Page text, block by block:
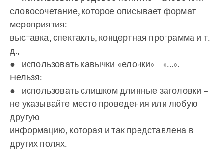
словосочетание, которое описывает формат
мероприятия:
выставка, спектакль, концертная программа и т.
д.;
● использовать кавычки-«елочки» – «...».
Нельзя:
● использовать слишком длинные заголовки –
не указывайте место проведения или любую
другую
информацию, которая и так представлена в
других полях.